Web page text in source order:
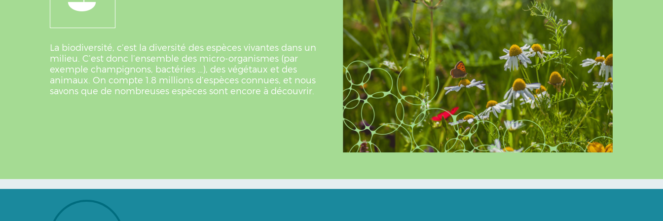
La biodiversité, c’est la diversité des espèces vivantes dans un
milieu. C’est donc l’ensemble des micro-organismes (par
exemple champignons, bactéries …), des végétaux et des
animaux. On compte 1.8 millions d’espèces connues, et nous
savons que de nombreuses espèces sont encore à découvrir.